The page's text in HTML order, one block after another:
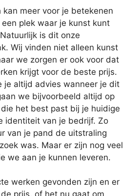
kan meer voor je betekenen
plek waar je kunst kunt
is dit onze
Wij vinden niet alleen kunst
we zorgen er ook voor dat
krijgt voor de beste prijs.
je altijd advies wanneer je dit
we bijvoorbeeld altijd op
het best past bij je huidige
identiteit van je bedrijf. Zo
van je pand de uitstraling
was. Maar er zijn nog veel
we aan je kunnen leveren.
werken gevonden zijn en er